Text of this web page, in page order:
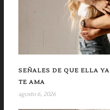
SEÑALES DE QUE ELLA
TE AMA
agosto 6, 2026